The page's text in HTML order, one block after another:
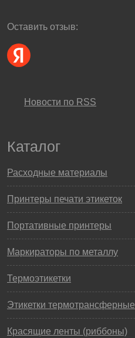
Оставить отзыв:
Новости по RSS
Каталог
Расходные материалы
Принтеры печати этикеток
Портативные принтеры
Маркираторы по металлу
Термоэтикетки
Этикетки термотрансферные
Красящие ленты (риббоны)